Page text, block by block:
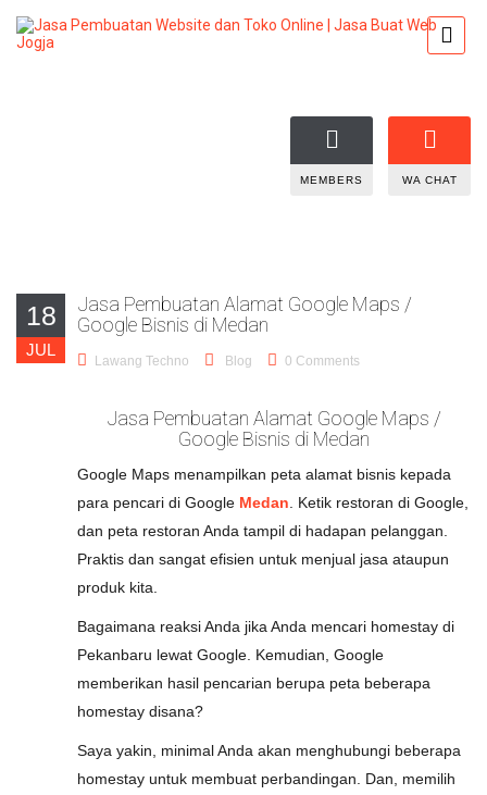
MEMBERS WA CHAT
18
JUL
Jasa Pembuatan Alamat Google Maps /
Google Bisnis di Medan
Lawang Techno Blog 0 Comments
Jasa Pembuatan Alamat Google Maps /
Google Bisnis di Medan
Google Maps menampilkan peta alamat bisnis kepada
para pencari di Google Medan . Ketik restoran di Google,
dan peta restoran Anda tampil di hadapan pelanggan.
Praktis dan sangat efisien untuk menjual jasa ataupun
produk kita.
Bagaimana reaksi Anda jika Anda mencari homestay di
Pekanbaru lewat Google. Kemudian, Google
memberikan hasil pencarian berupa peta beberapa
homestay disana?
Saya yakin, minimal Anda akan menghubungi beberapa
homestay untuk membuat perbandingan. Dan, memilih